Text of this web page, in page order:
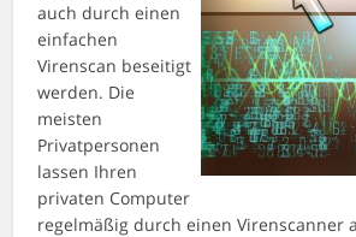
auch durch einen
einfachen
Virenscan beseitigt
werden. Die
meisten
Privatpersonen
lassen Ihren
privaten Computer
regelmäßig durch einen Virenscanner